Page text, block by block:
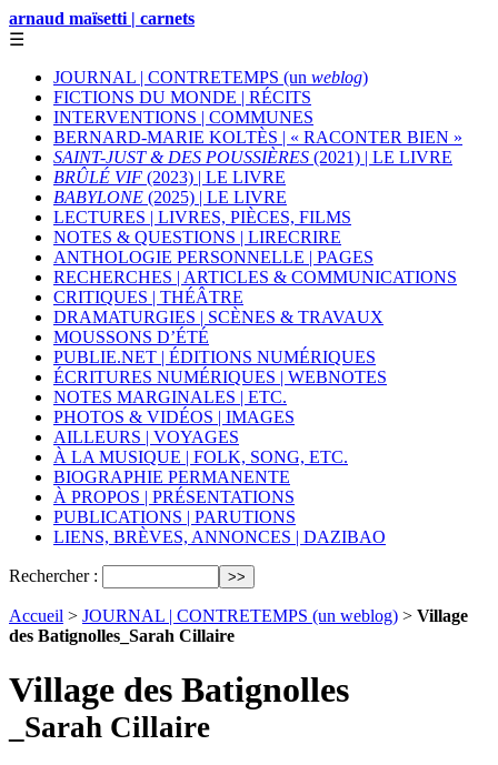
arnaud maïsetti | carnets
☰
JOURNAL | CONTRETEMPS (un weblog)
FICTIONS DU MONDE | RÉCITS
INTERVENTIONS | COMMUNES
BERNARD-MARIE KOLTÈS | « RACONTER BIEN »
SAINT-JUST & DES POUSSIÈRES (2021) | LE LIVRE
BRÛLÉ VIF (2023) | LE LIVRE
BABYLONE (2025) | LE LIVRE
LECTURES | LIVRES, PIÈCES, FILMS
NOTES & QUESTIONS | LIRECRIRE
ANTHOLOGIE PERSONNELLE | PAGES
RECHERCHES | ARTICLES & COMMUNICATIONS
CRITIQUES | THÉÂTRE
DRAMATURGIES | SCÈNES & TRAVAUX
MOUSSONS D’ÉTÉ
PUBLIE.NET | ÉDITIONS NUMÉRIQUES
ÉCRITURES NUMÉRIQUES | WEBNOTES
NOTES MARGINALES | ETC.
PHOTOS & VIDÉOS | IMAGES
AILLEURS | VOYAGES
À LA MUSIQUE | FOLK, SONG, ETC.
BIOGRAPHIE PERMANENTE
À PROPOS | PRÉSENTATIONS
PUBLICATIONS | PARUTIONS
LIENS, BRÈVES, ANNONCES | DAZIBAO
Rechercher :
Accueil > JOURNAL | CONTRETEMPS (un weblog) > Village
des Batignolles_Sarah Cillaire
Village des Batignolles
_Sarah Cillaire